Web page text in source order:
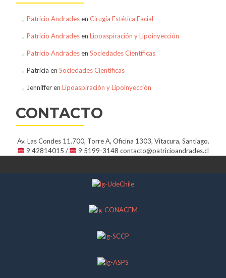
Patricio Andradesen Cirugía Estética Facial
Patricio Andradesen Lipoaspiración y Lipoinyección
Patricio Andradesen Sociedades Científicas
Patricia en Sociedades Científicas
Jennifferen Lipoaspiración y Lipoinyección
CONTACTO
Av. Las Condes 11.700, Torre A, Oficina 1303, Vitacura, Santiago.
9 42814015 /
9 5199-3148contacto@patricioandrades.cl